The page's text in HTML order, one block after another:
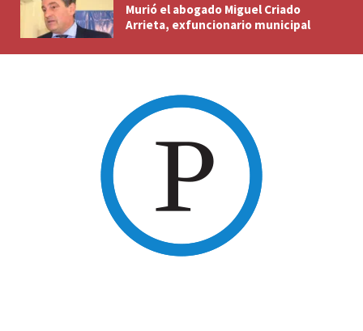
Murió el abogado Miguel Criado
Arrieta, exfuncionario municipal